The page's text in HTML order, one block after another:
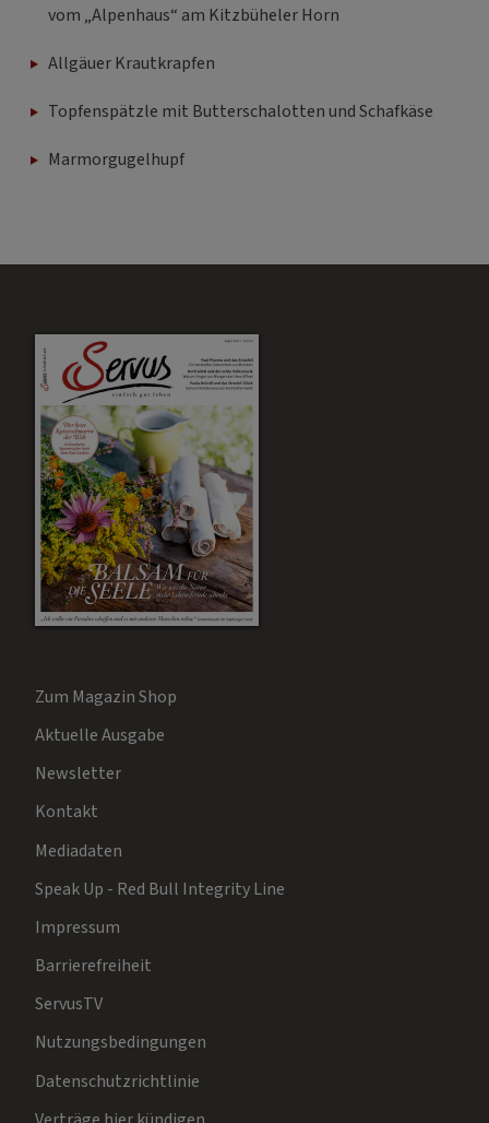
vom „Alpenhaus“ am Kitzbüheler Horn
Allgäuer Krautkrapfen
Topfenspätzle mit Butterschalotten und Schafkäse
Marmorgugelhupf
Zum Magazin Shop
Aktuelle Ausgabe
Newsletter
Kontakt
Mediadaten
Speak Up - Red Bull Integrity Line
Impressum
Barrierefreiheit
ServusTV
Nutzungsbedingungen
Datenschutzrichtlinie